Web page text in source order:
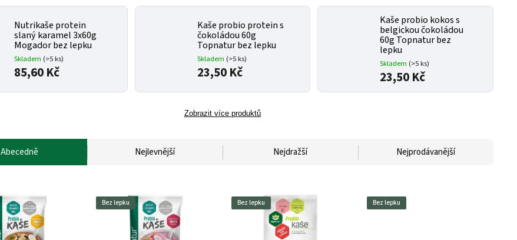
Nutrikaše protein
slaný karamel 3x60g
Mogador bez lepku
Skladem (>5 ks)
85,60 Kč
Kaše probio protein s
čokoládou 60g
Topnatur bez lepku
Skladem (>5 ks)
23,50 Kč
Kaše probio kokos s
belgickou čokoládou
60g Topnatur bez
lepku
Skladem (>5 ks)
23,50 Kč
Zobrazit více produktů
Abecedně Nejlevnější Nejdražší Nejprodávanější
Bez lepku Bez lepku Bez lepku